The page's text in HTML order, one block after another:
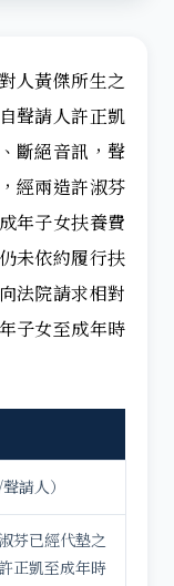
人黃傑所生之
聲請人許正凱
斷絕音訊，聲
經兩造許淑芬
年子女扶養費
未依約履行扶
法院請求相對
子女至成年時
請人）
芬已經代墊之
正凱至成年時